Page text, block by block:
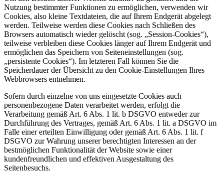
Nutzung bestimmter Funktionen zu ermöglichen, verwenden wir
Cookies, also kleine Textdateien, die auf Ihrem Endgerät abgelegt
werden. Teilweise werden diese Cookies nach Schließen des
Browsers automatisch wieder gelöscht (sog. „Session-Cookies“),
teilweise verbleiben diese Cookies länger auf Ihrem Endgerät und
ermöglichen das Speichern von Seiteneinstellungen (sog.
„persistente Cookies“). Im letzteren Fall können Sie die
Speicherdauer der Übersicht zu den Cookie-Einstellungen Ihres
Webbrowsers entnehmen.
Sofern durch einzelne von uns eingesetzte Cookies auch
personenbezogene Daten verarbeitet werden, erfolgt die
Verarbeitung gemäß Art. 6 Abs. 1 lit. b DSGVO entweder zur
Durchführung des Vertrages, gemäß Art. 6 Abs. 1 lit. a DSGVO im
Falle einer erteilten Einwilligung oder gemäß Art. 6 Abs. 1 lit. f
DSGVO zur Wahrung unserer berechtigten Interessen an der
bestmöglichen Funktionalität der Website sowie einer
kundenfreundlichen und effektiven Ausgestaltung des
Seitenbesuchs.